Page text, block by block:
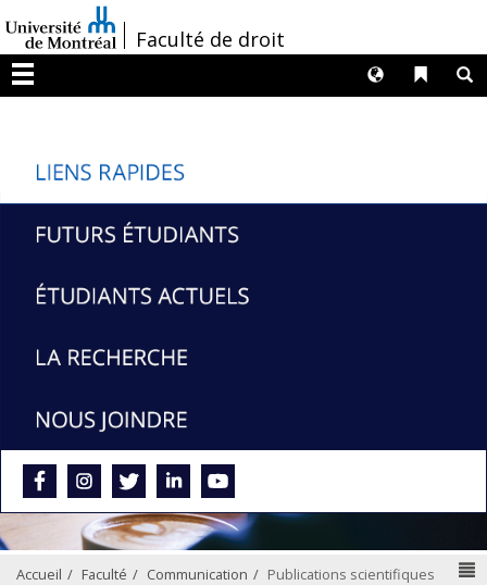
au
contenu
/Faculté de droit
Menu
Liens
Langues
Accueil Faculté Communication Publications scientifiques